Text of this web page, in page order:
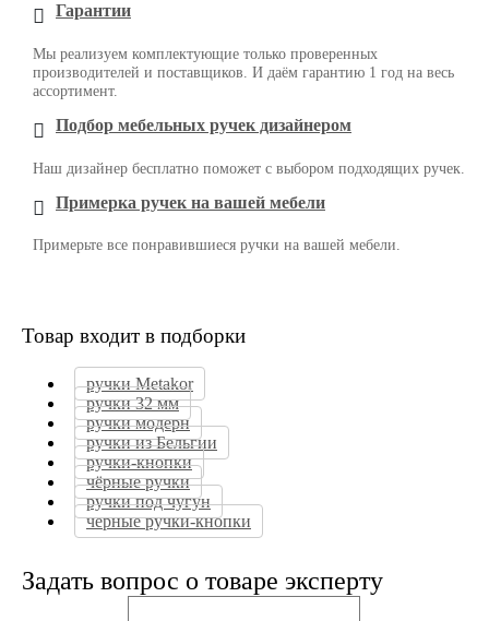
Гарантии
Мы реализуем комплектующие только проверенных
производителей и поставщиков. И даём гарантию 1 год на весь
ассортимент.
Подбор мебельных ручек дизайнером
Наш дизайнер бесплатно поможет с выбором подходящих ручек.
Примерка ручек на вашей мебели
Примерьте все понравившиеся ручки на вашей мебели.
Товар входит в подборки
ручки Metakor
ручки 32 мм
ручки модерн
ручки из Бельгии
ручки-кнопки
чёрные ручки
ручки под чугун
черные ручки-кнопки
Задать вопрос о товаре эксперту